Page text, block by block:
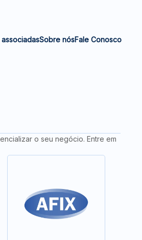
Sobre nósFale Conosco
o seu negócio. Entre em